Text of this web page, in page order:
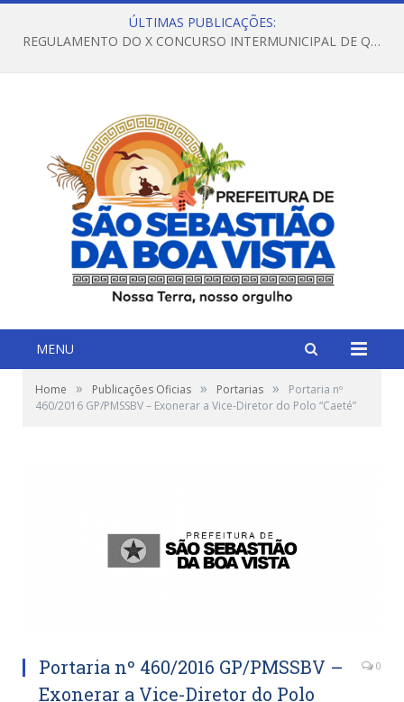
ÚLTIMAS PUBLICAÇÕES:
REGULAMENTO DO X CONCURSO INTERMUNICIPAL DE QUADRILHAS JUNINAS – 2026 – ARRAIÁ DA VENEZA
MENU
Home » Publicações Oficias » Portarias »
Portaria nº
460/2016 GP/PMSSBV – Exonerar a Vice-Diretor do Polo “Caeté”
Portaria nº 460/2016 GP/PMSSBV –
Exonerar a Vice-Diretor do Polo
0